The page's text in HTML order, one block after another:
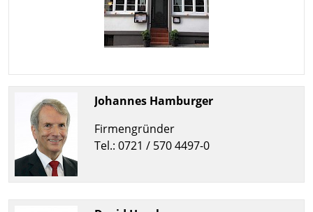
Johannes Hamburger
Firmengründer
Tel.: 0721 / 570 4497-0